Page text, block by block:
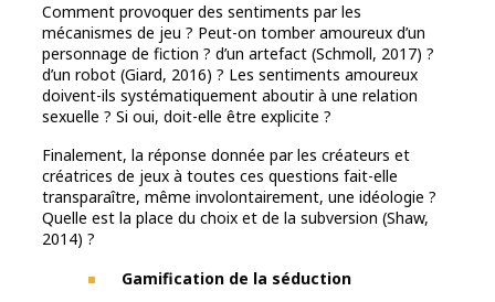
Comment provoquer des sentiments par les
mécanismes de jeu ? Peut-on tomber amoureux d’un
personnage de fiction ? d’un artefact (Schmoll, 2017) ?
d’un robot (Giard, 2016) ? Les sentiments amoureux
doivent-ils systématiquement aboutir à une relation
sexuelle ? Si oui, doit-elle être explicite ?
Finalement, la réponse donnée par les créateurs et
créatrices de jeux à toutes ces questions fait-elle
transparaître, même involontairement, une idéologie ?
Quelle est la place du choix et de la subversion (Shaw,
2014) ?
Gamification de la séduction